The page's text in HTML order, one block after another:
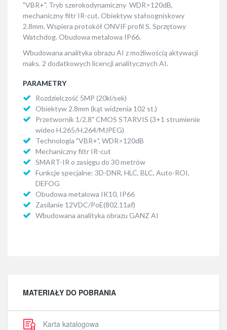
"VBR+". Tryb szerokodynamiczny WDR>120dB,
mechaniczny filtr IR-cut. Obiektyw stałoogniskowy
2.8mm. Wspiera protokół ONVIF profil S. Sprzętowy
Watchdog. Obudowa metalowa IP66.
Wbudowana analityka obrazu AI z możliwością aktywacji
maks. 2 dodatkowych licencji analitycznych AI.
PARAMETRY
Rozdzielczość 5MP (20kl/sek)
Obiektyw 2.8mm (kąt widzenia 102 st.)
Przetwornik 1/2.8" CMOS STARVIS (3+1 strumienie
wideo H.265/H.264/MJPEG)
Technologia "VBR+", WDR>120dB
Mechaniczny filtr IR-cut
SMART-IR o zasięgu do 30 metrów
Funkcje specjalne: 3D-DNR, HLC, BLC, Auto-ROI,
DEFOG
Obudowa metalowa IK10, IP66
Zasilanie 12VDC/PoE(802.11af)
Wbudowana analityka obrazu GANZ AI
MATERIAŁY DO POBRANIA
Karta katalogowa